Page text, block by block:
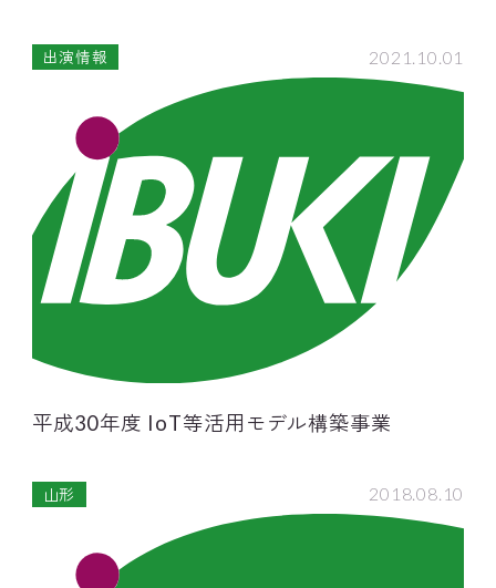
出演情報 2021.10.01
平成30年度 IoT等活用モデル構築事業
山形 2018.08.10